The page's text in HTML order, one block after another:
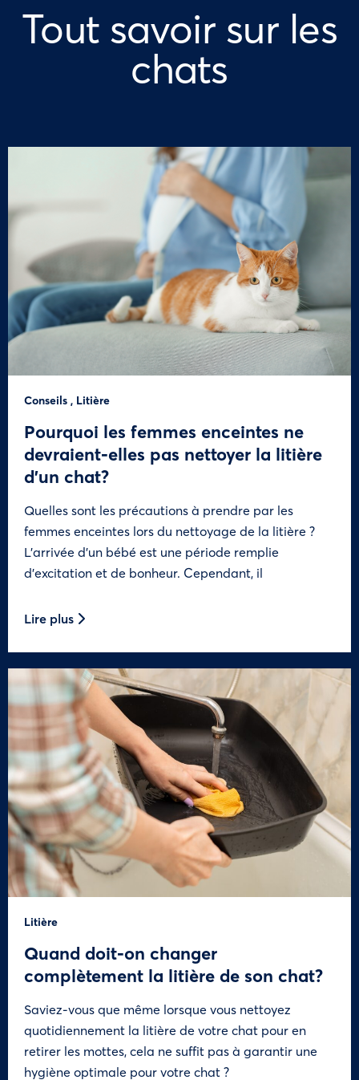
Tout savoir sur les
chats
Conseils , Litière
Pourquoi les femmes enceintes ne
devraient-elles pas nettoyer la litière
d’un chat?
Quelles sont les précautions à prendre par les
femmes enceintes lors du nettoyage de la litière ?
L’arrivée d’un bébé est une période remplie
d’excitation et de bonheur. Cependant, il
Lire plus
Litière
Quand doit-on changer
complètement la litière de son chat?
Saviez-vous que même lorsque vous nettoyez
quotidiennement la litière de votre chat pour en
retirer les mottes, cela ne suffit pas à garantir une
hygiène optimale pour votre chat ?